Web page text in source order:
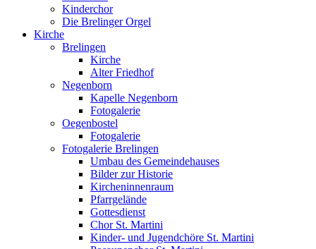
Kinderchor
Die Brelinger Orgel
Kirche
Brelingen
Kirche
Alter Friedhof
Negenborn
Kapelle Negenborn
Fotogalerie
Oegenbostel
Fotogalerie
Fotogalerie Brelingen
Umbau des Gemeindehauses
Bilder zur Historie
Kircheninnenraum
Pfarrgelände
Gottesdienst
Chor St. Martini
Kinder- und Jugendchöre St. Martini